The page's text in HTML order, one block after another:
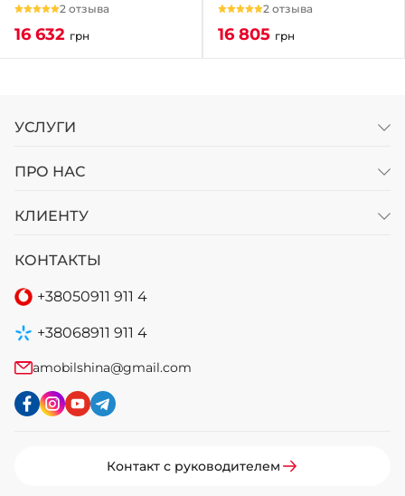
2 отзыва
16 632 грн
2 отзыва
16 805 грн
УСЛУГИ
ПРО НАС
КЛИЕНТУ
КОНТАКТЫ
+38050911 911 4
+38068911 911 4
amobilshina@gmail.com
Контакт с руководителем